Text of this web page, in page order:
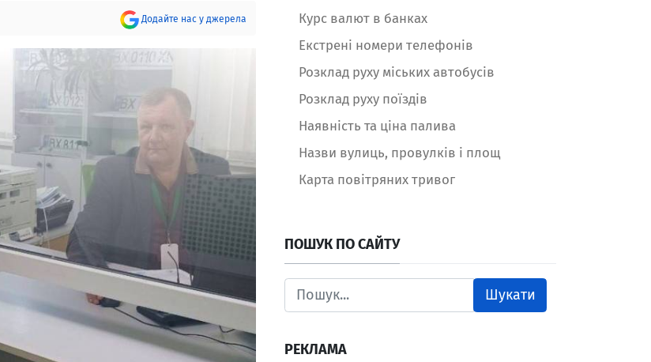
Додайте нас у джерела
Курс валют в банках
Екстрені номери телефонів
Розклад руху міських автобусів
Розклад руху поїздів
Наявність та ціна палива
Назви вулиць, провулків і площ
Карта повітряних тривог
ПОШУК ПО САЙТУ
Шукати
РЕКЛАМА